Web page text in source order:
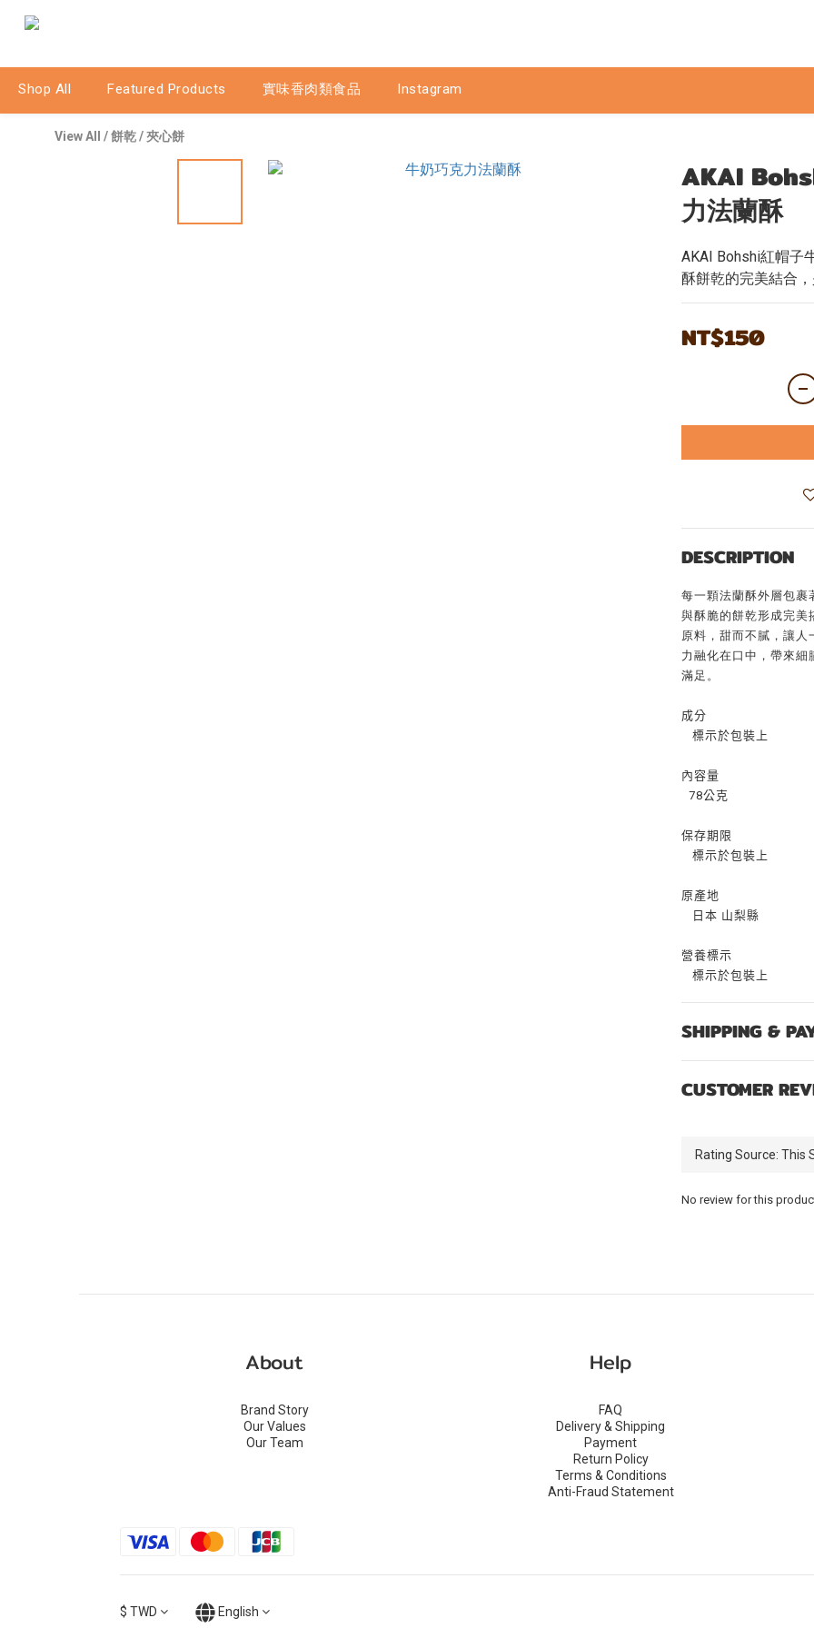
Shop All Featured Products 實味香肉類食品 Instagram
View All /餅乾/夾心餅
AKAI
力法蘭酥
AKAI Bohshi紅帽子
酥餅乾的完美結合
NT$150
DESCRIPTION
每一顆法蘭酥外層包裹
與酥脆的餅乾形成完美
原料，甜而不膩，讓人
力融化在口中，帶來細
滿足。
成分
標示於包裝上
內容量
78公克
保存期限
標示於包裝上
原產地
日本 山梨縣
營養標示
標示於包裝上
SHIPPING &
CUSTOMER
No review for this
About
Brand Story
Our Values
Our Team
Help
FAQ
Delivery & Shipping
Payment
Return Policy
Terms & Conditions
Anti-Fraud Statement
$ TWD English